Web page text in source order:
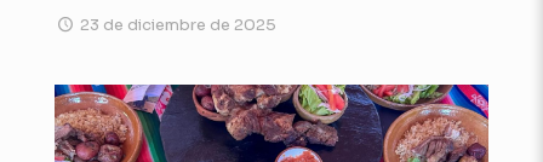
23 de diciembre de 2025